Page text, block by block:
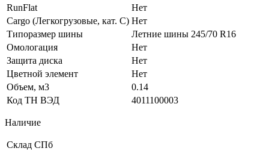
RunFlat
Нет
Cargo (Легкогрузовые, кат. С) Нет
Типоразмер шины
Летние шины 245/70 R16
Омологация
Нет
Защита диска
Нет
Цветной элемент
Нет
Объем, м3
0.14
Код ТН ВЭД
4011100003
Наличие
Склад СПб